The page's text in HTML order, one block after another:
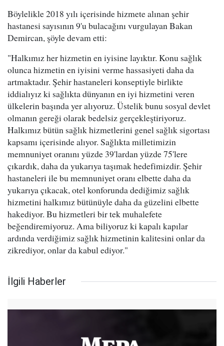
Böylelikle 2018 yılı içerisinde hizmete alınan şehir
hastanesi sayısının 9'u bulacağını vurgulayan Bakan
Demircan, şöyle devam etti:
"Halkımız her hizmetin en iyisine layıktır. Konu sağlık
olunca hizmetin en iyisini verme hassasiyeti daha da
artmaktadır. Şehir hastaneleri konseptiyle birlikte
iddialıyız ki sağlıkta dünyanın en iyi hizmetini veren
ülkelerin başında yer alıyoruz. Üstelik bunu sosyal devlet
olmanın gereği olarak bedelsiz gerçekleştiriyoruz.
Halkımız bütün sağlık hizmetlerini genel sağlık sigortası
kapsamı içerisinde alıyor. Sağlıkta milletimizin
memnuniyet oranını yüzde 39'lardan yüzde 75'lere
çıkardık, daha da yukarıya taşımak hedefimizdir. Şehir
hastaneleri ile bu memnuniyet oranı elbette daha da
yukarıya çıkacak, otel konforunda dediğimiz sağlık
hizmetini halkımız bütünüyle daha da güzelini elbette
hakediyor. Bu hizmetleri bir tek muhalefete
beğendiremiyoruz. Ama biliyoruz ki kapalı kapılar
ardında verdiğimiz sağlık hizmetinin kalitesini onlar da
zikrediyor, onlar da kabul ediyor."
İlgili Haberler